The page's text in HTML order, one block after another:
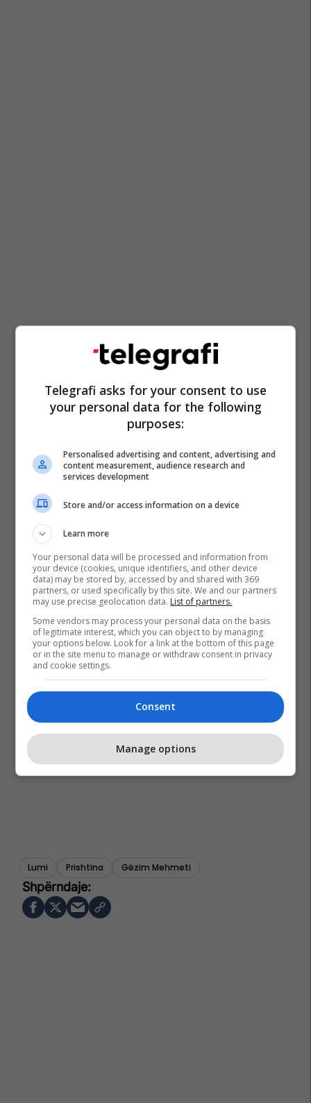
Lumi Prishtina Gëzim Mehmeti
Telegrafi asks for your consent to use
your personal data for the following
purposes:
Personalised advertising and content, advertising and
content measurement, audience research and
services development
Store and/or access information on a device
Learn more
Your personal data will be processed and information from
your device (cookies, unique identifiers, and other device
data) may be stored by, accessed by and shared with 369
partners, or used specifically by this site. We and our partners
may use precise geolocation data. List of partners.
Some vendors may process your personal data on the basis
of legitimate interest, which you can object to by managing
your options below. Look for a link at the bottom of this page
or in the site menu to manage or withdraw consent in privacy
and cookie settings.
Consent
Manage options